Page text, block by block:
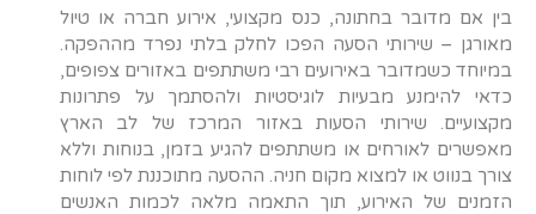
בין אם מדובר בחתונה, כנס מקצועי, אירוע חברה או טיול
מאורגן – שירותי הסעה הפכו לחלק בלתי נפרד מההפקה.
במיוחד כשמדובר באירועים רבי משתתפים באזורים צפופים,
כדאי להימנע מבעיות לוגיסטיות ולהסתמך על פתרונות
מקצועיים. שירותי הסעות באזור המרכז של לב הארץ
מאפשרים לאורחים או משתתפים להגיע בזמן, בנוחות וללא
צורך בנווט או למצוא מקום חניה. ההסעה מתוכננת לפי לוחות
הזמנים של האירוע, תוך התאמה מלאה לכמות האנשים